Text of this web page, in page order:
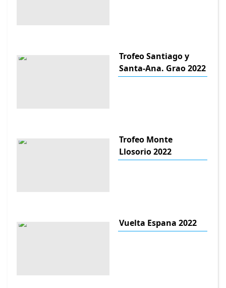
Trofeo Santiago y
Santa-Ana. Grao 2022
Trofeo Monte
Llosorio 2022
Vuelta Espana 2022